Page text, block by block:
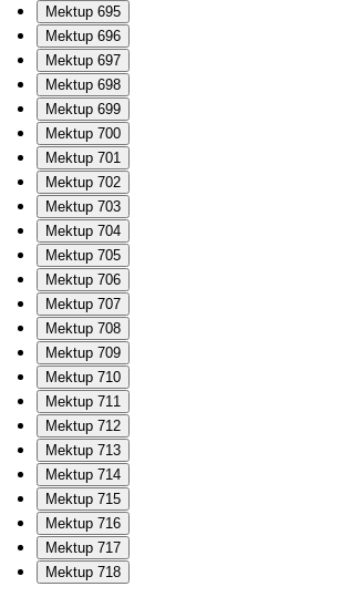
Mektup 695
Mektup 696
Mektup 697
Mektup 698
Mektup 699
Mektup 700
Mektup 701
Mektup 702
Mektup 703
Mektup 704
Mektup 705
Mektup 706
Mektup 707
Mektup 708
Mektup 709
Mektup 710
Mektup 711
Mektup 712
Mektup 713
Mektup 714
Mektup 715
Mektup 716
Mektup 717
Mektup 718